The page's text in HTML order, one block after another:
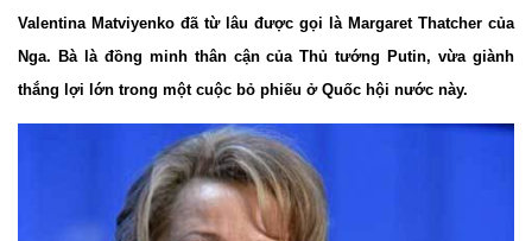
Valentina Matviyenko đã từ lâu được gọi là Margaret Thatcher của
Nga. Bà là đồng minh thân cận của Thủ tướng Putin, vừa giành
thắng lợi lớn trong một cuộc bỏ phiếu ở Quốc hội nước này.